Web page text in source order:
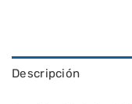
Descripción